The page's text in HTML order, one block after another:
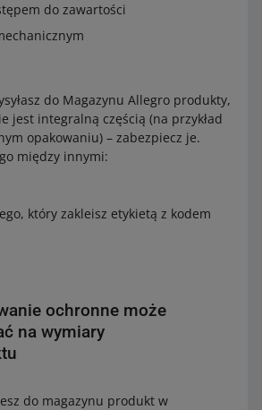
do zawartości
do Magazynu Allegro produkty,
jest integralną częścią (na przykład
opakowaniu) – zabezpiecz je.
między innymi:
który zakleisz etykietą z kodem
ochronne może
na wymiary
do magazynu produkt w